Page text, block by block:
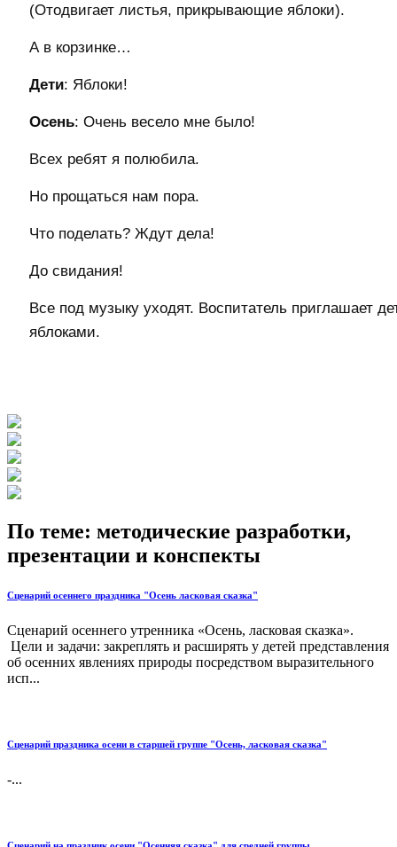
(Отодвигает листья, прикрывающие яблоки).
А в корзинке…
Дети: Яблоки!
Осень: Очень весело мне было!
Всех ребят я полюбила.
Но прощаться нам пора.
Что поделать? Ждут дела!
До свидания!
Все под музыку уходят. Воспитатель приглашает
яблоками.
По теме: методические разработки,
презентации и конспекты
Сценарий осеннего праздника "Осень ласковая сказка"
Сценарий осеннего утренника «Осень, ласковая сказка».
Цели и задачи: закреплять и расширять у детей представления
об осенних явлениях природы посредством выразительного
исп...
Сценарий праздника осени в старшей группе "Осень, ласковая сказка"
-...